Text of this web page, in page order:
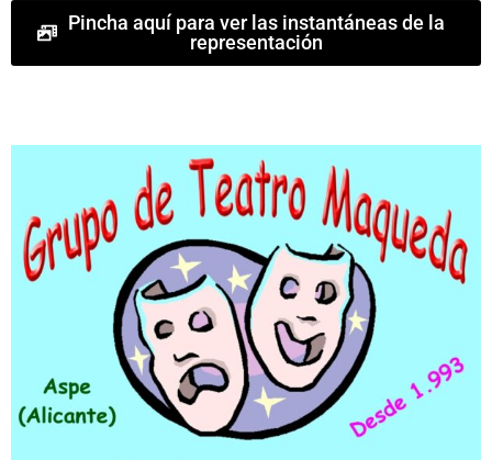
Pincha aquí para ver las instantáneas de la
representación